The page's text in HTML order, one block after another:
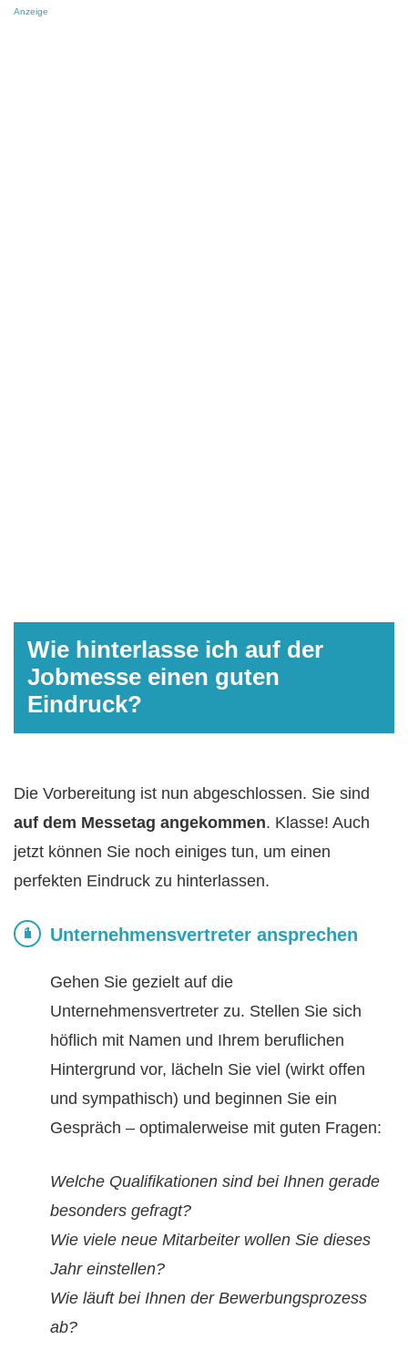
Anzeige
Wie hinterlasse ich auf der
Jobmesse einen guten
Eindruck?
Die Vorbereitung ist nun abgeschlossen. Sie sind
auf dem Messetag angekommen. Klasse! Auch
jetzt können Sie noch einiges tun, um einen
perfekten Eindruck zu hinterlassen.
Unternehmensvertreter ansprechen
Gehen Sie gezielt auf die
Unternehmensvertreter zu. Stellen Sie sich
höflich mit Namen und Ihrem beruflichen
Hintergrund vor, lächeln Sie viel (wirkt offen
und sympathisch) und beginnen Sie ein
Gespräch – optimalerweise mit guten Fragen:
Welche Qualifikationen sind bei Ihnen gerade
besonders gefragt?
Wie viele neue Mitarbeiter wollen Sie dieses
Jahr einstellen?
Wie läuft bei Ihnen der Bewerbungsprozess
ab?